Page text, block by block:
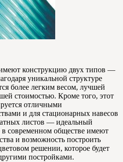
конструкцию двух типов —
уникальной структуре
более легким весом, лучшей
стоимостью. Кроме того, этот
отличными
и для стационарных навесов
листов — идеальный
в современном обществе имеют
и возможность построить
решении, которое будет
постройками.